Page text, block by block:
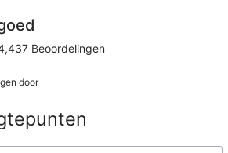
Beoordelingen
door